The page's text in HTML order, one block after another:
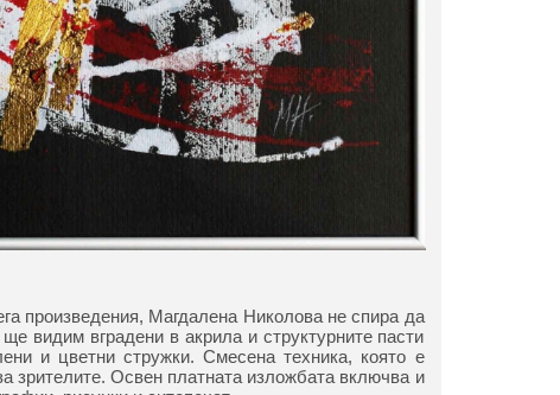
произведения, Магдалена Николова не спира да
видим вградени в акрила и структурните пасти
и цветни стружки. Смесена техника, която е
зрителите. Освен платната изложбата включва и